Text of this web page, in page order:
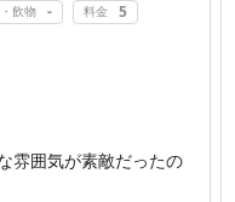
飲物 - 料金 5
雰囲気が素敵だったの